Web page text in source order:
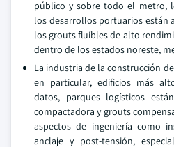
público y sobre todo el metro,
los desarrollos portuarios están
los grouts fluíbles de alto
dentro de los estados noreste,
La industria de la construcción
en particular, edificios más
datos, parques logísticos
compactadora y grouts
aspectos de ingeniería como
anclaje y post-tensión,